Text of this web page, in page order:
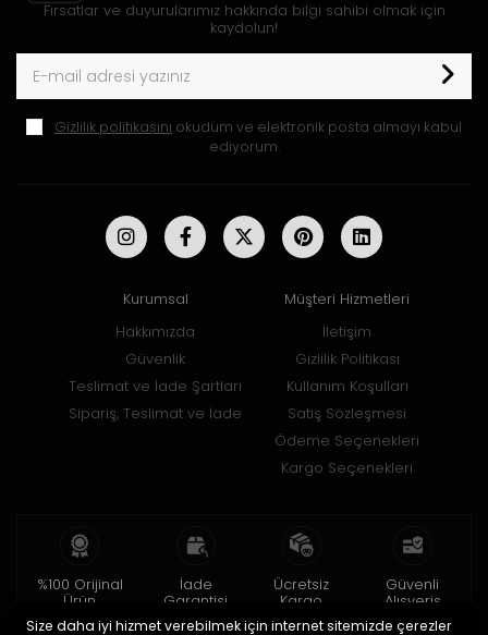
Fırsatlar ve duyurularımız hakkında bilgi sahibi olmak için
kaydolun!
Gizlilik politikasını okudum ve elektronik posta almayı kabul
ediyorum.
Kurumsal
Hakkımızda
Güvenlik
Teslimat ve İade Şartları
Sipariş, Teslimat ve İade
Müşteri Hizmetleri
İletişim
Gizlilik Politikası
Kullanım Koşulları
Satış Sözleşmesi
Ödeme Seçenekleri
Kargo Seçenekleri
%100 Orijinal
Ürün
2 yıl garanti
İade
Garantisi
15 gün içinde
Ücretsiz
Kargo
150 TL ve üzeri
Güvenli
Alışveriş
256bit SSL ile
Size daha iyi hizmet verebilmek için internet sitemizde çerezler